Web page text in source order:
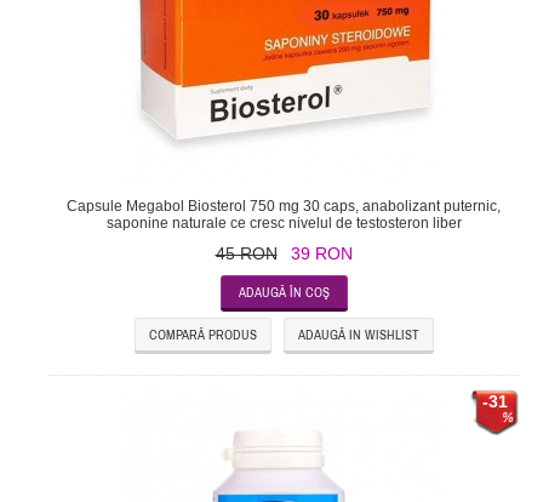
Capsule Megabol Biosterol 750 mg 30 caps, anabolizant puternic,
saponine naturale ce cresc nivelul de testosteron liber
45 RON 39 RON
COMPARĂ PRODUS ADAUGĂ IN WISHLIST
-31